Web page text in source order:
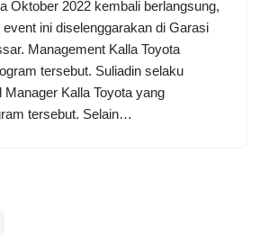
Oktober 2022 kembali berlangsung,
ini diselenggarakan di Garasi
Management Kalla Toyota
tersebut. Suliadin selaku
Kalla Toyota yang
tersebut. Selain…